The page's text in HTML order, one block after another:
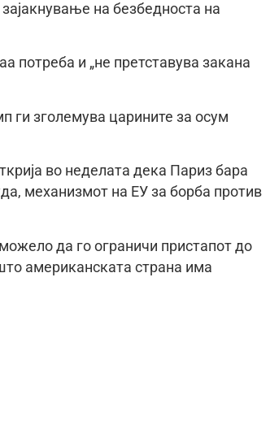
на безбедноста на
потреба и „не претставува закана
ги зголемува царините за осум
во неделата дека Париз бара
механизмот на ЕУ за борба против
да го ограничи пристапот до
американската страна има